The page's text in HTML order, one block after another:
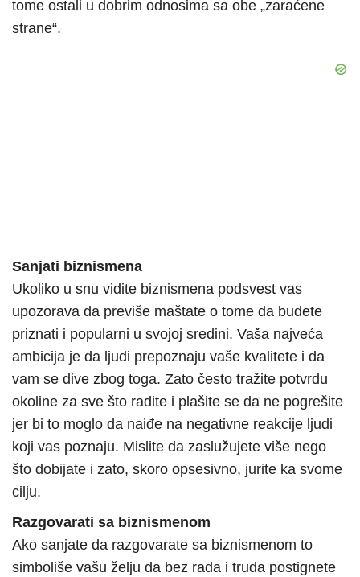
tome ostali u dobrim odnosima sa obe „zaraćene
strane“.
Sanjati biznismena
Ukoliko u snu vidite biznismena podsvest vas
upozorava da previše maštate o tome da budete
priznati i popularni u svojoj sredini. Vaša najveća
ambicija je da ljudi prepoznaju vaše kvalitete i da
vam se dive zbog toga. Zato često tražite potvrdu
okoline za sve što radite i plašite se da ne pogrešite
jer bi to moglo da naiđe na negativne reakcije ljudi
koji vas poznaju. Mislite da zaslužujete više nego
što dobijate i zato, skoro opsesivno, jurite ka svome
cilju.
Razgovarati sa biznismenom
Ako sanjate da razgovarate sa biznismenom to
simboliše vašu želju da bez rada i truda postignete